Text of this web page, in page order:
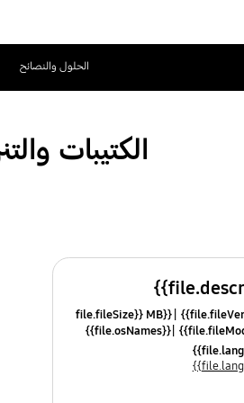
الحلول والنصائح
الكتيبات
{{file.fileSize}} MB
{{file.osNames}}